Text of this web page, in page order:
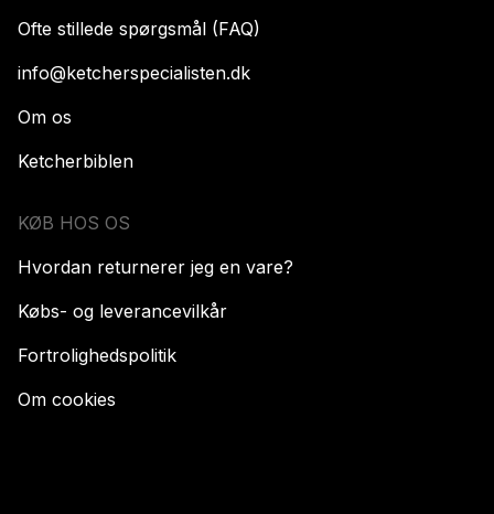
Ofte stillede spørgsmål (FAQ)
info@ketcherspecialisten.dk
Om os
Ketcherbiblen
KØB HOS OS
Hvordan returnerer jeg en vare?
Købs- og leverancevilkår
Fortrolighedspolitik
Om cookies